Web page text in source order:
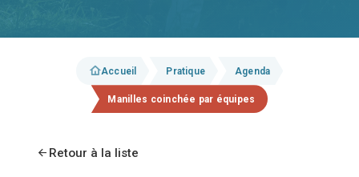
Accueil Pratique Agenda
Manilles coinchée par équipes
Retour à la liste